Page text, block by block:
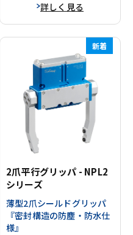
詳しく見る
新着
2爪平行グリッパ - NPL2
シリーズ
薄型2爪シールドグリッパ
『密封構造の防塵・防水仕
様』